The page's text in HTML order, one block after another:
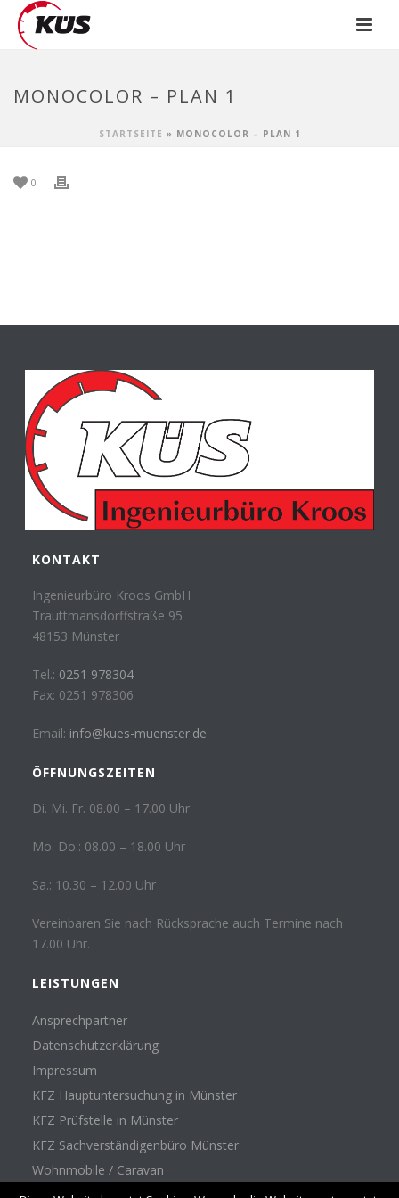
MONOCOLOR – PLAN 1
STARTSEITE » MONOCOLOR – PLAN 1
0
KONTAKT
Ingenieurbüro Kroos GmbH
Trauttmansdorffstraße 95
48153 Münster
Tel.: 0251 978304
Fax: 0251 978306
Email: info@kues-muenster.de
ÖFFNUNGSZEITEN
Di. Mi. Fr. 08.00 – 17.00 Uhr
Mo. Do.: 08.00 – 18.00 Uhr
Sa.: 10.30 – 12.00 Uhr
Vereinbaren Sie nach Rücksprache auch Termine nach
17.00 Uhr.
LEISTUNGEN
Ansprechpartner
Datenschutzerklärung
Impressum
KFZ Hauptuntersuchung in Münster
KFZ Prüfstelle in Münster
KFZ Sachverständigenbüro Münster
Wohnmobile / Caravan